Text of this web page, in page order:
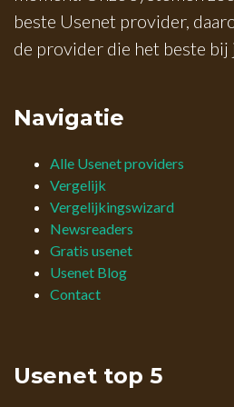
beste Usenet provider,
de provider die het beste bij
Navigatie
Alle Usenet providers
Vergelijk
Vergelijkingswizard
Newsreaders
Gratis usenet
Usenet Blog
Contact
Usenet top 5